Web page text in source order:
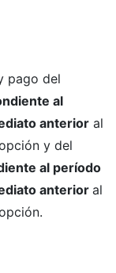
pago del
al
anterior al
y del
al período
anterior al